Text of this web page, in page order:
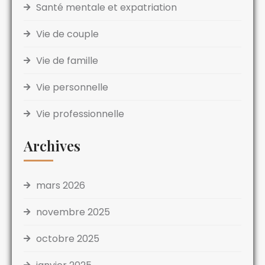
Santé mentale et expatriation
Vie de couple
Vie de famille
Vie personnelle
Vie professionnelle
Archives
mars 2026
novembre 2025
octobre 2025